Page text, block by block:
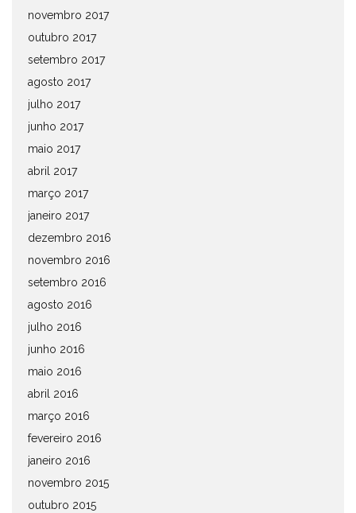
novembro 2017
outubro 2017
setembro 2017
agosto 2017
julho 2017
junho 2017
maio 2017
abril 2017
março 2017
janeiro 2017
dezembro 2016
novembro 2016
setembro 2016
agosto 2016
julho 2016
junho 2016
maio 2016
abril 2016
março 2016
fevereiro 2016
janeiro 2016
novembro 2015
outubro 2015